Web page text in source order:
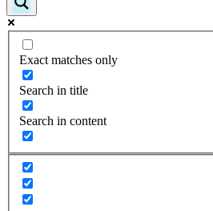
Exact matches only
Search in title
Search in content